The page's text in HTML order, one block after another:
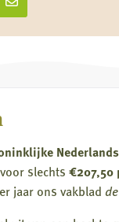
op LinkedIn
Deel via e-mail
Deel
via
voor slechts €207,50
jaar ons vakblad